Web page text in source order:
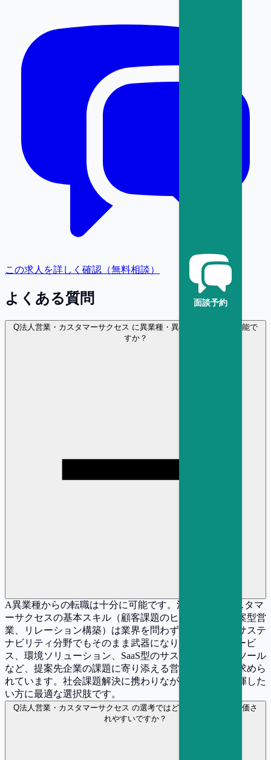
面談予約
この求人を詳しく確認（無料相談）
よくある質問
Q法人営業・カスタマーサクセス に異業種・異職種から転職は可能で
すか？
A異業種からの転職は十分に可能です。法人営業やカスタマ
ーサクセスの基本スキル（顧客課題のヒアリング、提案型営
業、リレーション構築）は業界を問わず共通であり、サステ
ナビリティ分野でもそのまま武器になります。ESGサービ
ス、環境ソリューション、SaaS型のサステナビリティツール
など、提案先企業の課題に寄り添える営業人材は常に求めら
れています。社会課題解決に携わりながら営業力を発揮した
い方に最適な選択肢です。
Q法人営業・カスタマーサクセス の選考ではどのような経験が評価さ
れやすいですか？